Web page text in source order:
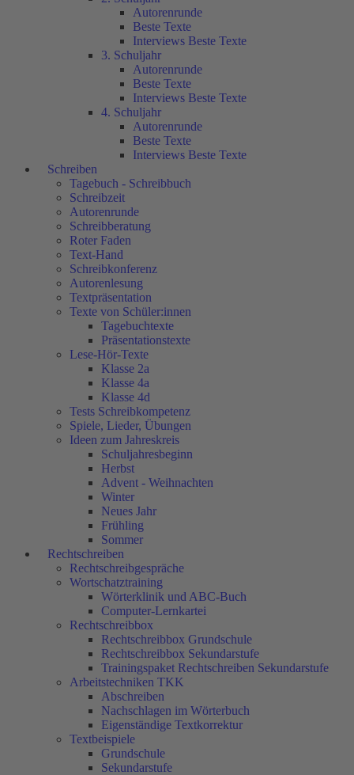
Autorenrunde
Beste Texte
Interviews Beste Texte
3. Schuljahr
Autorenrunde
Beste Texte
Interviews Beste Texte
4. Schuljahr
Autorenrunde
Beste Texte
Interviews Beste Texte
Schreiben
Tagebuch - Schreibbuch
Schreibzeit
Autorenrunde
Schreibberatung
Roter Faden
Text-Hand
Schreibkonferenz
Autorenlesung
Textpräsentation
Texte von Schüler:innen
Tagebuchtexte
Präsentationstexte
Lese-Hör-Texte
Klasse 2a
Klasse 4a
Klasse 4d
Tests Schreibkompetenz
Spiele, Lieder, Übungen
Ideen zum Jahreskreis
Schuljahresbeginn
Herbst
Advent - Weihnachten
Winter
Neues Jahr
Frühling
Sommer
Rechtschreiben
Rechtschreibgespräche
Wortschatztraining
Wörterklinik und ABC-Buch
Computer-Lernkartei
Rechtschreibbox
Rechtschreibbox Grundschule
Rechtschreibbox Sekundarstufe
Trainingspaket Rechtschreiben Sekundarstufe
Arbeitstechniken TKK
Abschreiben
Nachschlagen im Wörterbuch
Eigenständige Textkorrektur
Textbeispiele
Grundschule
Sekundarstufe